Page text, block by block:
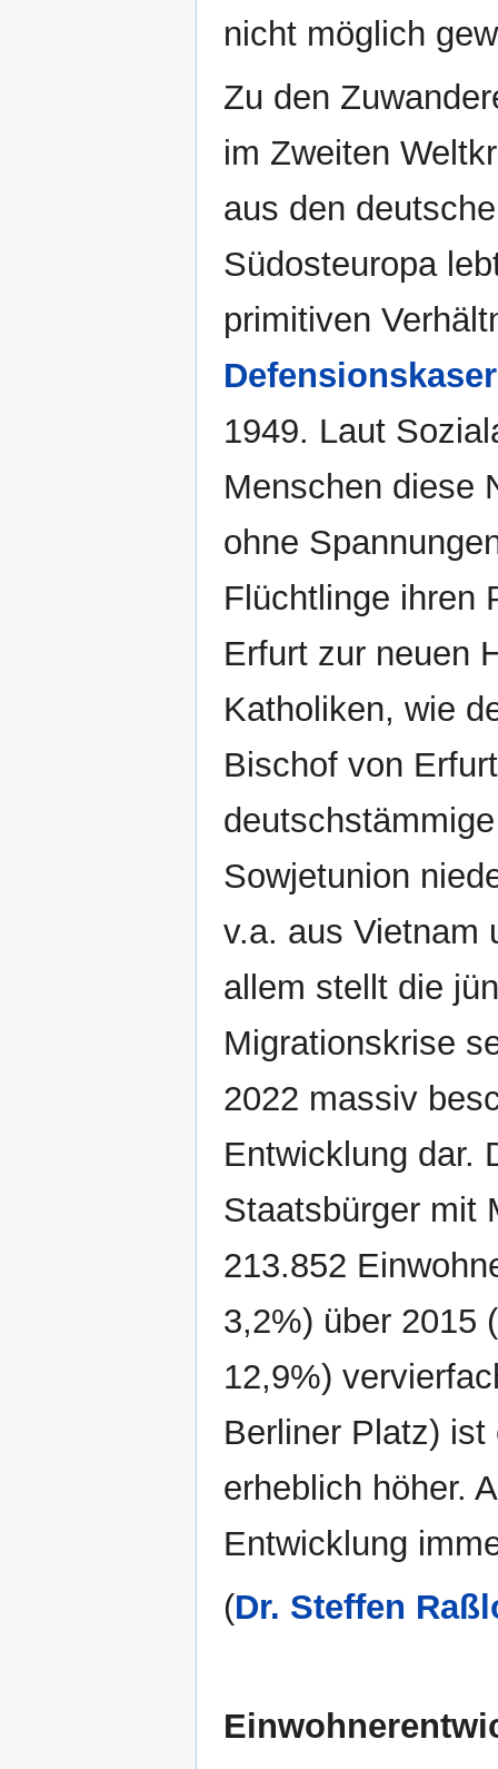
nicht möglich
Zu den
im Zweiten
aus den
Südosteuropa
primitiven
1949. Laut
Menschen diese
ohne
Flüchtlinge ihren
Erfurt zur neuen
Katholiken, wie
Bischof von
Sowjetunion
v.a. aus Vietnam
allem stellt die
Migrationskrise
2022 massiv
Entwicklung dar.
Staatsbürger mit
213.852
3,2%) über 2015
12,9%)
Berliner Platz)
erheblich höher.
Entwicklung
(Dr. Steffen